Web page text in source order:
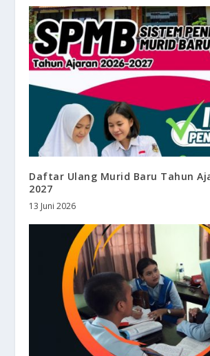
Daftar Ulang Murid Baru Tahun
2027
13 Juni 2026